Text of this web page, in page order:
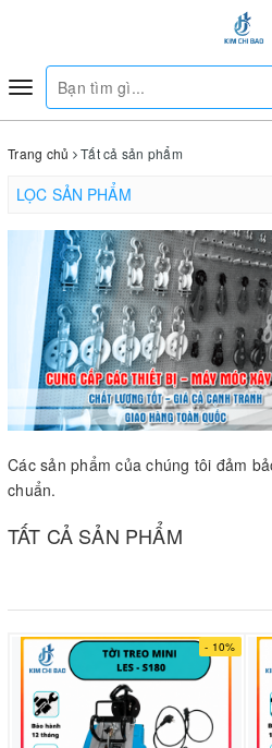
Toggle
navigation
Trang chủ Tất cả sản phẩm
LỌC SẢN PHẨM
Các sản phẩm của chúng tôi đảm
chuẩn.
TẤT CẢ SẢN PHẨM
- 10%